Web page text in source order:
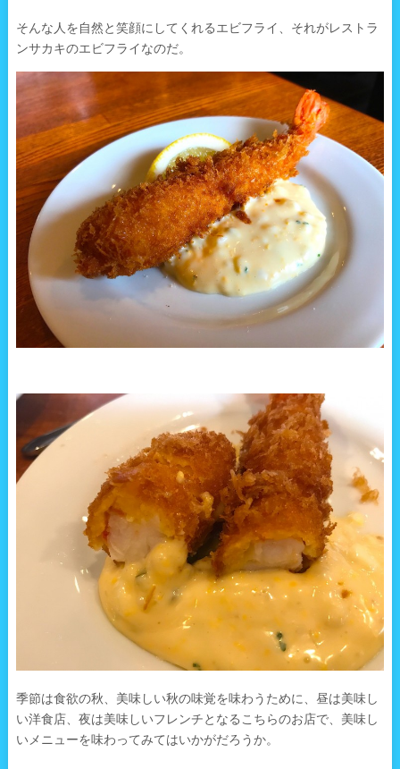
そんな人を自然と笑顔にしてくれるエビフライ、それがレストラ
ンサカキのエビフライなのだ。
季節は食欲の秋、美味しい秋の味覚を味わうために、昼は美味し
い洋食店、夜は美味しいフレンチとなるこちらのお店で、美味し
いメニューを味わってみてはいかがだろうか。